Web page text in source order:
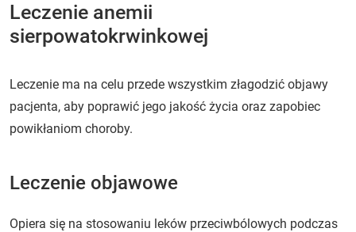
Leczenie anemii
sierpowatokrwinkowej
Leczenie ma na celu przede wszystkim złagodzić objawy
pacjenta, aby poprawić jego jakość życia oraz zapobiec
powikłaniom choroby.
Leczenie objawowe
Opiera się na stosowaniu leków przeciwbólowych podczas